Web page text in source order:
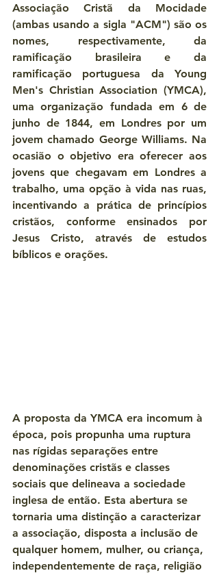
Associação Cristã da Mocidade
(ambas usando a sigla "ACM") são os
nomes, respectivamente, da
ramificação brasileira e da
ramificação portuguesa da Young
Men's Christian Association (YMCA),
uma organização fundada em 6 de
junho de 1844, em Londres por um
jovem chamado George Williams. Na
ocasião o objetivo era oferecer aos
jovens que chegavam em Londres a
trabalho, uma opção à vida nas ruas,
incentivando a prática de princípios
cristãos, conforme ensinados por
Jesus Cristo, através de estudos
bíblicos e orações.
A proposta da YMCA era incomum à
época, pois propunha uma ruptura
nas rígidas separações entre
denominações cristãs e classes
sociais que delineava a sociedade
inglesa de então. Esta abertura se
tornaria uma distinção a caracterizar
a associação, disposta a inclusão de
qualquer homem, mulher, ou criança,
independentemente de raça, religião